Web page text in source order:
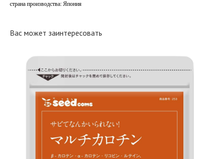
страна производства: Япония
Вас может заинтересовать